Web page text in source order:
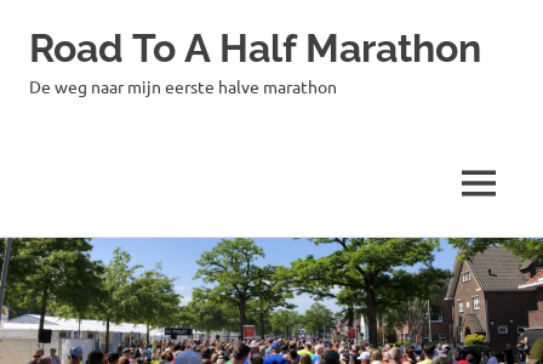
Ga
naar
de
inhoud
Road To A Half Marathon
De weg naar mijn eerste halve marathon
MENU